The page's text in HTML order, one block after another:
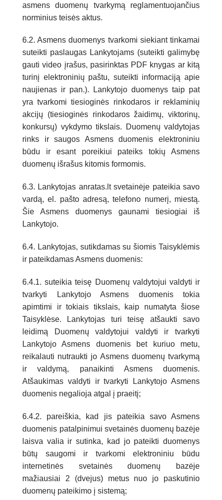
asmens duomenų tvarkymą reglamentuojančius
norminius teisės aktus.
6.2. Asmens duomenys tvarkomi siekiant tinkamai
suteikti paslaugas Lankytojams (suteikti galimybę
gauti video įrašus, pasirinktas PDF knygas ar kitą
turinį elektroninių paštu, suteikti informaciją apie
naujienas ir pan.). Lankytojo duomenys taip pat
yra tvarkomi tiesioginės rinkodaros ir reklaminių
akcijų (tiesioginės rinkodaros žaidimų, viktorinų,
konkursų) vykdymo tikslais. Duomenų valdytojas
rinks ir saugos Asmens duomenis elektroniniu
būdu ir esant poreikiui pateiks tokių Asmens
duomenų išrašus kitomis formomis.
6.3. Lankytojas anratas.lt svetainėje pateikia savo
vardą, el. pašto adresą, telefono numerį, miestą.
Šie Asmens duomenys gaunami tiesiogiai iš
Lankytojo.
6.4. Lankytojas, sutikdamas su šiomis Taisyklėmis
ir pateikdamas Asmens duomenis:
6.4.1. suteikia teisę Duomenų valdytojui valdyti ir
tvarkyti Lankytojo Asmens duomenis tokia
apimtimi ir tokiais tikslais, kaip numatyta šiose
Taisyklėse. Lankytojas turi teisę atšaukti savo
leidimą Duomenų valdytojui valdyti ir tvarkyti
Lankytojo Asmens duomenis bet kuriuo metu,
reikalauti nutraukti jo Asmens duomenų tvarkymą
ir valdymą, panaikinti Asmens duomenis.
Atšaukimas valdyti ir tvarkyti Lankytojo Asmens
duomenis negalioja atgal į praeitį;
6.4.2. pareiškia, kad jis pateikia savo Asmens
duomenis patalpinimui svetainės duomenų bazėje
laisva valia ir sutinka, kad jo pateikti duomenys
būtų saugomi ir tvarkomi elektroniniu būdu
internetinės svetainės duomenų bazėje
mažiausiai 2 (dvejus) metus nuo jo paskutinio
duomenų pateikimo į sistemą;